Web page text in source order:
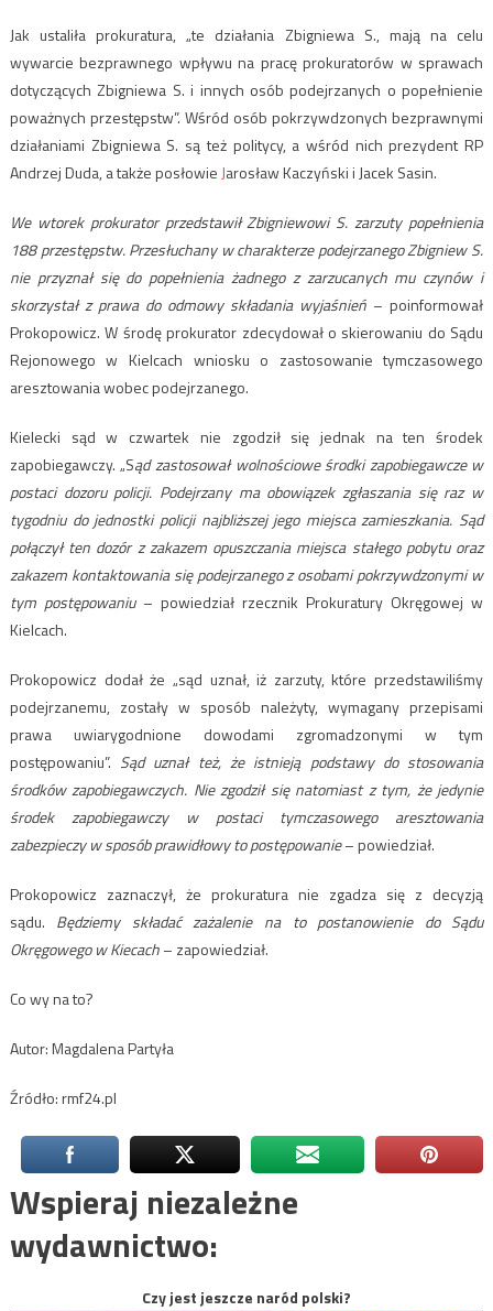
Jak ustaliła prokuratura, „te działania Zbigniewa S., mają na celu
wywarcie bezprawnego wpływu na pracę prokuratorów w sprawach
dotyczących Zbigniewa S. i innych osób podejrzanych o popełnienie
poważnych przestępstw”. Wśród osób pokrzywdzonych bezprawnymi
działaniami Zbigniewa S. są też politycy, a wśród nich prezydent RP
Andrzej Duda, a także posłowieJarosław Kaczyński i Jacek Sasin.
We wtorek prokurator przedstawił Zbigniewowi S. zarzuty popełnienia
188 przestępstw. Przesłuchany w charakterze podejrzanego Zbigniew S.
nie przyznał się do popełnienia żadnego z zarzucanych mu czynów i
skorzystał z prawa do odmowy składania wyjaśnień – poinformował
Prokopowicz. W środę prokurator zdecydował o skierowaniu do Sądu
Rejonowego w Kielcach wniosku o zastosowanie tymczasowego
aresztowania wobec podejrzanego.
Kielecki sąd w czwartek nie zgodził się jednak na ten środek
zapobiegawczy. „Sąd zastosował wolnościowe środki zapobiegawcze w
postaci dozoru policji. Podejrzany ma obowiązek zgłaszania się raz w
tygodniu do jednostki policji najbliższej jego miejsca zamieszkania. Sąd
połączył ten dozór z zakazem opuszczania miejsca stałego pobytu oraz
zakazem kontaktowania się podejrzanego z osobami pokrzywdzonymi w
tym postępowaniu– powiedział rzecznik Prokuratury Okręgowej w
Kielcach.
Prokopowicz dodał że „sąd uznał, iż zarzuty, które przedstawiliśmy
podejrzanemu, zostały w sposób należyty, wymagany przepisami
prawa uwiarygodnione dowodami zgromadzonymi w tym
postępowaniu”. Sąd uznał też, że istnieją podstawy do stosowania
środków zapobiegawczych. Nie zgodził się natomiast z tym, że jedynie
środek zapobiegawczy w postaci tymczasowego aresztowania
zabezpieczy w sposób prawidłowy to postępowanie– powiedział.
Prokopowicz zaznaczył, że prokuratura nie zgadza się z decyzją
sądu. Będziemy składać zażalenie na to postanowienie do Sądu
Okręgowego w Kiecach– zapowiedział.
Co wy na to?
Autor: Magdalena Partyła
Źródło: rmf24.pl
Wspieraj niezależne
wydawnictwo:
Czy jest jeszcze naród polski?